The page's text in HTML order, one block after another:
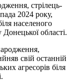
стрілець-
2024 року,
населеного
області.
свій останній
агресорів біля